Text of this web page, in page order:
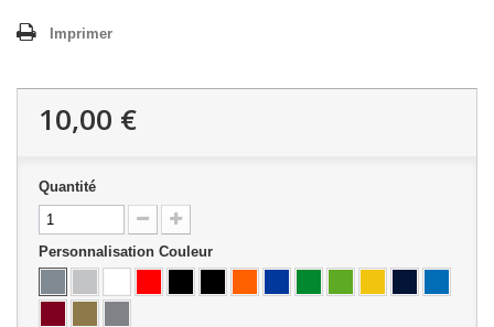
Imprimer
10,00 €
Quantité
Personnalisation Couleur